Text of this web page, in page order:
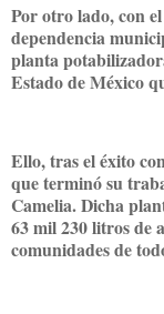
Por otro lado, con
dependencia
planta
Estado de México
Ello, tras el éxito
que terminó su
Camelia. Dicha
63 mil 230 litros de
comunidades de